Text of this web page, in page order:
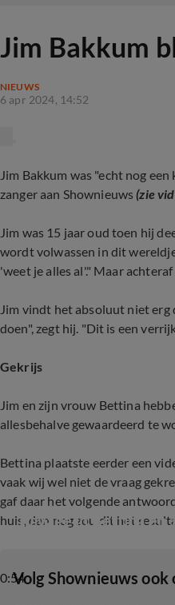
Jim Bakkum
NIEUWS
6 apr 2024, 14:52
Jim Bakkum was "echt nog
zanger aan Shownieuws(zie
Jim was 15 jaar oud toen hij
wordt volwassen in dit
'weet je alles al'." Maar
Jim vindt het absoluut niet erg
doen", zegt hij. "Dit is een
Gekrijs
Jim en zijn vrouw Bettina
allesbehalve gewaardeerd te
Bettina plaatste eerder een
vaak wij wel niet de vraag
gaf daar het volgende
huis, dan nog zou dit het
0:54
Ravage in Bettina en
‎Volg Shownieuws ook